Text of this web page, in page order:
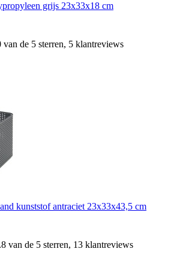
grijs 23x33x18 cm
van de 5 sterren, 5 klantreviews
kunststof antraciet 23x33x43,5 cm
van de 5 sterren, 13 klantreviews